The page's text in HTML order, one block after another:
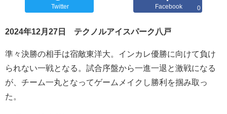
Twitter Facebook 0
2024年12月27日 テクノルアイスパーク八戸
準々決勝の相手は宿敵東洋大。インカレ優勝に向けて負け
られない一戦となる。試合序盤から一進一退と激戦になる
が、チーム一丸となってゲームメイクし勝利を掴み取っ
た。